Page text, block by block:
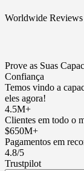
Worldwide Reviews
Prove as Suas
Confiança
Temos vindo a
eles agora!
4.5M+
Clientes em todo o
$650M+
Pagamentos em
4.8/5
Trustpilot